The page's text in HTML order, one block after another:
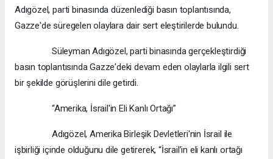
Adıgözel, parti binasında düzenlediği basın toplantısında,
Gazze'de süregelen olaylara dair sert eleştirilerde bulundu.
Süleyman Adıgözel, parti binasında gerçekleştirdiği
basın toplantısında Gazze'deki devam eden olaylarla ilgili sert
bir şekilde görüşlerini dile getirdi.
“Amerika, İsrail'in Eli Kanlı Ortağı”
Adıgözel, Amerika Birleşik Devletleri'nin İsrail ile
işbirliği içinde olduğunu dile getirerek, “İsrail’in eli kanlı ortağı